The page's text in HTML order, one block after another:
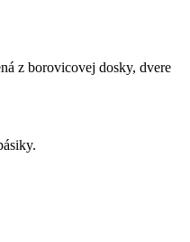
z borovicovej dosky, dvere